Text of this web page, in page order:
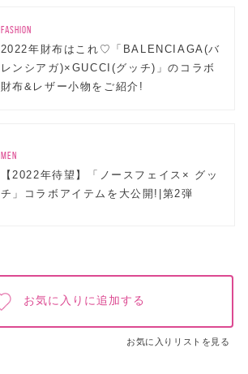
FASHION
2022年財布はこれ♡「BALENCIAGA(バ
レンシアガ)×GUCCI(グッチ)」のコラボ
財布&レザー小物をご紹介!
MEN
【2022年待望】「ノースフェイス× グッ
チ」コラボアイテムを大公開!|第2弾
お気に入りに追加する
お気に入りリストを見る